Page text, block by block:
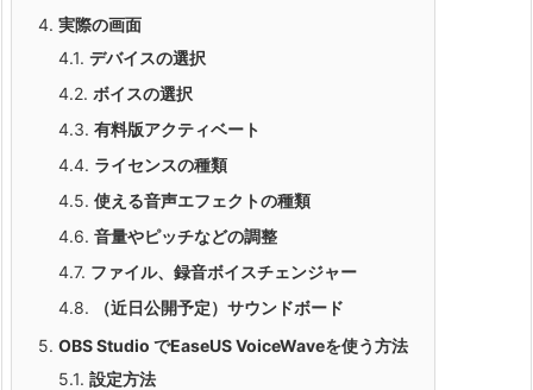
4. 実際の画面
4.1. デバイスの選択
4.2. ボイスの選択
4.3. 有料版アクティベート
4.4. ライセンスの種類
4.5. 使える音声エフェクトの種類
4.6. 音量やピッチなどの調整
4.7. ファイル、録音ボイスチェンジャー
4.8.
（近日公開予定）サウンドボード
5. OBS Studio でEaseUS VoiceWaveを使う方法
5.1. 設定方法